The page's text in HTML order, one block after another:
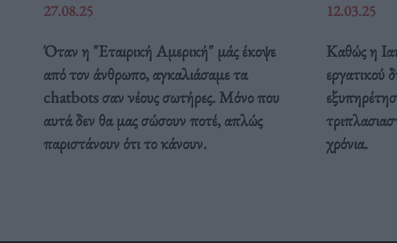
27.08.25
Όταν η "Εταιρική Αμερική" μάς έκοψε
από τον άνθρωπο, αγκαλιάσαμε τα
chatbots σαν νέους σωτήρες. Μόνο που
αυτά δεν θα μας σώσουν ποτέ, απλώς
παριστάνουν ότι το κάνουν.
12.03.25
Καθώς η
εργατικού
χρόνια.